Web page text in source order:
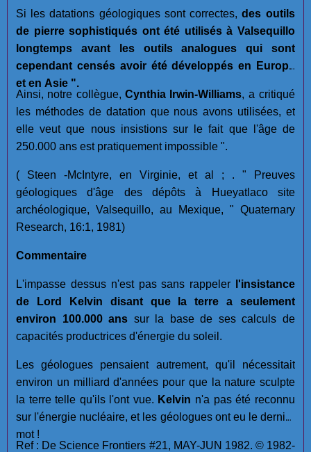
Si les datations géologiques sont correctes, des outils
de pierre sophistiqués ont été utilisés à Valsequillo
longtemps avant les outils analogues qui sont
cependant censés avoir été développés en Europe
et en Asie ".
Ainsi, notre collègue, Cynthia Irwin-Williams, a critiqué
les méthodes de datation que nous avons utilisées, et
elle veut que nous insistions sur le fait que l'âge de
250.000 ans est pratiquement impossible ".
( Steen -McIntyre, en Virginie, et al ; . " Preuves
géologiques d'âge des dépôts à Hueyatlaco site
archéologique, Valsequillo, au Mexique, " Quaternary
Research, 16:1, 1981)
Commentaire
L'impasse dessus n'est pas sans rappeler
l'insistance
de Lord Kelvin disant que la terre a seulement
environ 100.000 ans sur la base de ses calculs de
capacités productrices d'énergie du soleil.
Les géologues pensaient autrement, qu'il nécessitait
environ un milliard d'années pour que la nature sculpte
la terre telle qu'ils l'ont vue. Kelvin n'a pas été reconnu
sur l'énergie nucléaire, et les géologues ont eu le dernier
mot !
Ref : De Science Frontiers #21, MAY-JUN 1982. © 1982-